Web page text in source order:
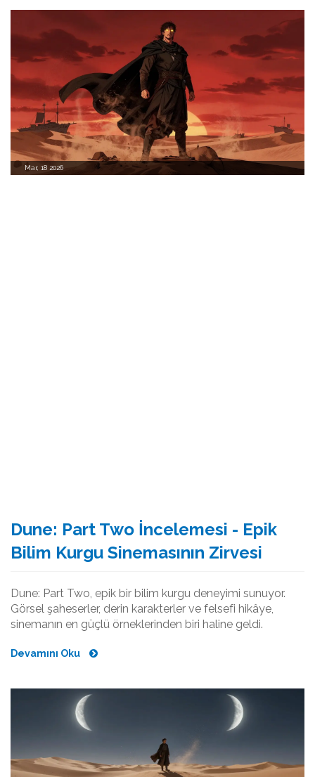
Mar, 18 2026
Dune: Part Two İncelemesi - Epik
Bilim Kurgu Sinemasının Zirvesi
Dune: Part Two, epik bir bilim kurgu deneyimi sunuyor.
Görsel şaheserler, derin karakterler ve felsefi hikâye,
sinemanın en güçlü örneklerinden biri haline geldi.
Devamını Oku